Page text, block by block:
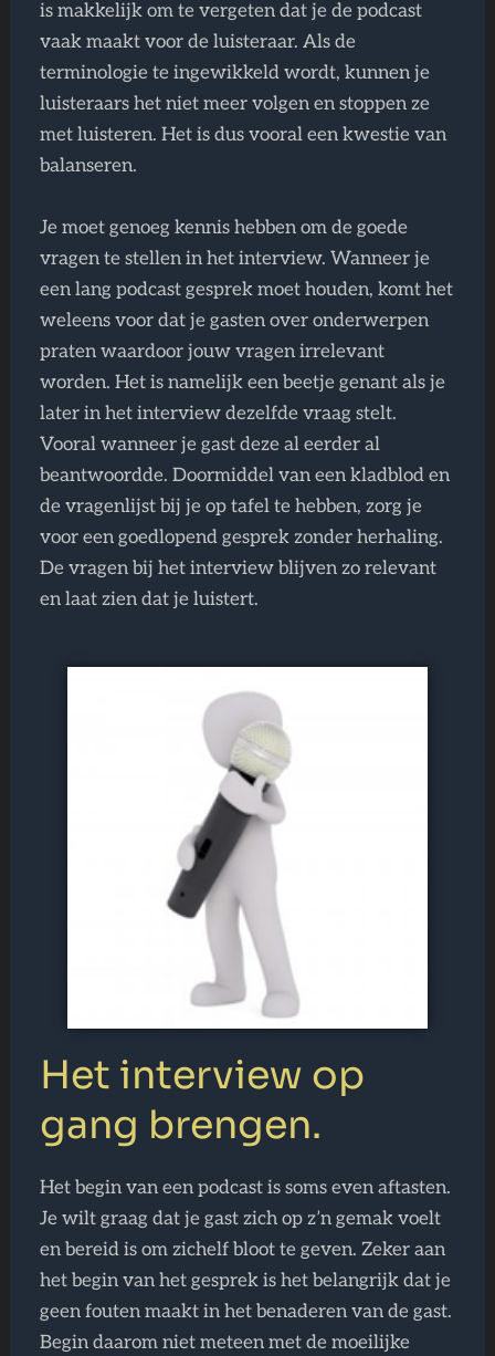
is makkelijk om te vergeten dat je de podcast
vaak maakt voor de luisteraar. Als de
terminologie te ingewikkeld wordt, kunnen je
luisteraars het niet meer volgen en stoppen ze
met luisteren. Het is dus vooral een kwestie van
balanseren.
Je moet genoeg kennis hebben om de goede
vragen te stellen in het interview. Wanneer je
een lang podcast gesprek moet houden, komt het
weleens voor dat je gasten over onderwerpen
praten waardoor jouw vragen irrelevant
worden. Het is namelijk een beetje genant als je
later in het interview dezelfde vraag stelt.
Vooral wanneer je gast deze al eerder al
beantwoordde. Doormiddel van een kladblod en
de vragenlijst bij je op tafel te hebben, zorg je
voor een goedlopend gesprek zonder herhaling.
De vragen bij het interview blijven zo relevant
en laat zien dat je luistert.
Het interview op
gang brengen.
Het begin van een podcast is soms even aftasten.
Je wilt graag dat je gast zich op z’n gemak voelt
en bereid is om zichelf bloot te geven. Zeker aan
het begin van het gesprek is het belangrijk dat je
geen fouten maakt in het benaderen van de gast.
Begin daarom niet meteen met de moeilijke